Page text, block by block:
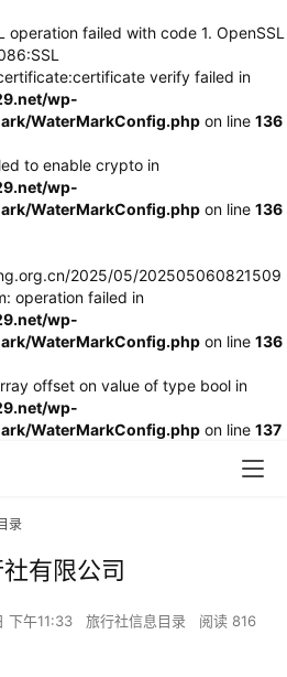
operation failed with code 1. OpenSSL
verify failed in
wp-
WaterMarkConfig.php on line 136
to enable crypto in
wp-
WaterMarkConfig.php on line 136
2025/05/202505060821509
operation failed in
wp-
WaterMarkConfig.php on line 136
offset on value of type bool in
wp-
WaterMarkConfig.php on line 137
录
有限公司
下午11:33 旅行社信息目录 阅读 816